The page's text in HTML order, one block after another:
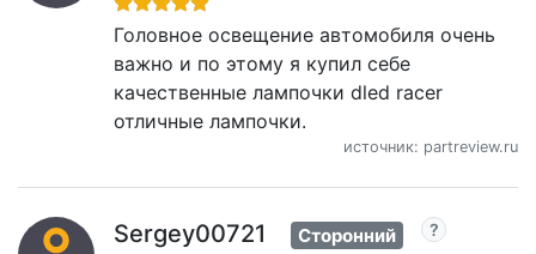
Головное освещение автомобиля очень
важно и по этому я купил себе
качественные лампочки dled racer
отличные лампочки.
источник: partreview.ru
Sergey00721 Сторонний